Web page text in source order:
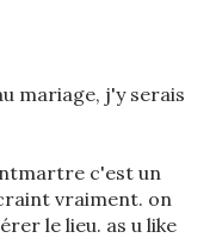
mariage, j'y serais
c'est un
vraiment. on
le lieu. as u like